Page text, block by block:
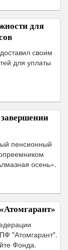
для
своим
для уплаты
пенсионный
осень».
"Атомгарант".
Фонда.